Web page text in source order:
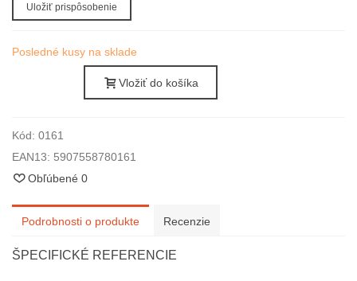
Uložiť prispôsobenie
Posledné kusy na sklade
Vložiť do košíka
Kód: 0161
EAN13: 5907558780161
Obľúbené 0
Podrobnosti o produkte Recenzie
ŠPECIFICKÉ REFERENCIE